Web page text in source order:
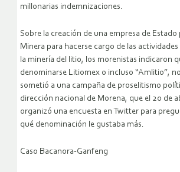
millonarias indemnizaciones.
Sobre la creación de una empresa de Estado
Minera para hacerse cargo de las
la minería del litio, los morenistas indicaron
denominarse Litiomex o incluso “Amlitio”,
sometió a una campaña de proselitismo
dirección nacional de Morena, que el 20 de
organizó una encuesta en Twitter para
qué denominación le gustaba más.
Caso Bacanora-Ganfeng